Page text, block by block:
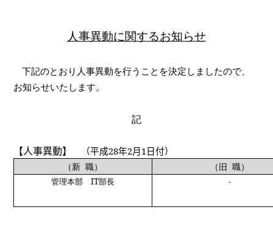
人事異動に関するお知らせ
下記のとおり人事異動を行うことを決定しましたので、
お知らせいたします。
記
【人事異動】 （平成28年2月 1日付）
（新 職） （旧 職）
管理本部IT部長 -